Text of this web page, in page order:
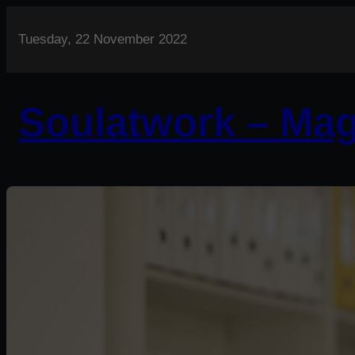
Tuesday, 22 November 2022
Soulatwork –